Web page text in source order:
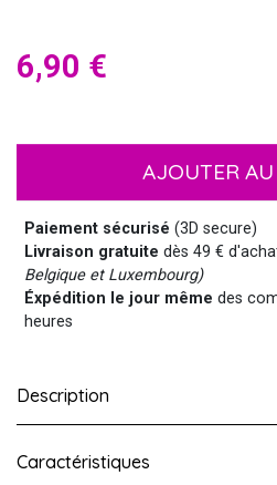
6,90 €
AJOUTER
Paiement sécurisé (3D secure)
Livraison gratuite dès 49 €
Belgique et Luxembourg)
Éxpédition le jour même des
heures
Description
Caractéristiques